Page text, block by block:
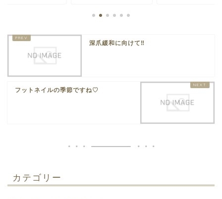
深爪緩和に向けて‼︎
フットネイルの季節ですね♡
カテゴリー